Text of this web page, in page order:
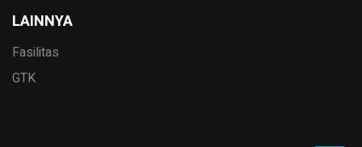
LAINNYA
Fasilitas
GTK